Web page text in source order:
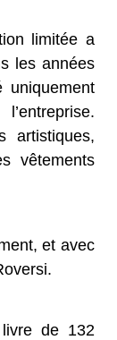
limitée a
les années
uniquement
artistiques,
vêtements
et avec
de 132